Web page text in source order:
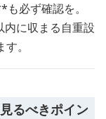
必ず確認を。
内に収まる自重設
。
るべきポイン